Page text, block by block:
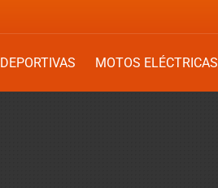
DEPORTIVAS MOTOS ELÉCTRICAS